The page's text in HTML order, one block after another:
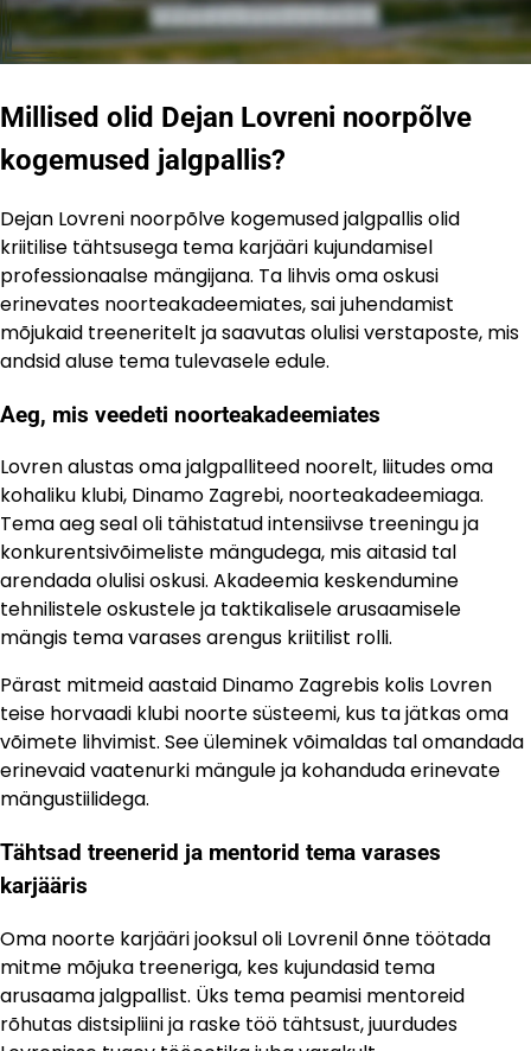
Millised olid Dejan Lovreni noorpõlve
kogemused jalgpallis?
Dejan Lovreni noorpõlve kogemused jalgpallis olid
kriitilise tähtsusega tema karjääri kujundamisel
professionaalse mängijana. Ta lihvis oma oskusi
erinevates noorteakadeemiates, sai juhendamist
mõjukaid treeneritelt ja saavutas olulisi verstaposte, mis
andsid aluse tema tulevasele edule.
Aeg, mis veedeti noorteakadeemiates
Lovren alustas oma jalgpalliteed noorelt, liitudes oma
kohaliku klubi, Dinamo Zagrebi, noorteakadeemiaga.
Tema aeg seal oli tähistatud intensiivse treeningu ja
konkurentsivõimeliste mängudega, mis aitasid tal
arendada olulisi oskusi. Akadeemia keskendumine
tehnilistele oskustele ja taktikalisele arusaamisele
mängis tema varases arengus kriitilist rolli.
Pärast mitmeid aastaid Dinamo Zagrebis kolis Lovren
teise horvaadi klubi noorte süsteemi, kus ta jätkas oma
võimete lihvimist. See üleminek võimaldas tal omandada
erinevaid vaatenurki mängule ja kohanduda erinevate
mängustiilidega.
Tähtsad treenerid ja mentorid tema varases
karjääris
Oma noorte karjääri jooksul oli Lovrenil õnne töötada
mitme mõjuka treeneriga, kes kujundasid tema
arusaama jalgpallist. Üks tema peamisi mentoreid
rõhutas distsipliini ja raske töö tähtsust, juurdudes